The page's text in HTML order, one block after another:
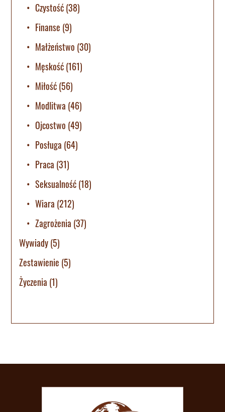
Czystość(38)
Finanse (9)
Małżeństwo (30)
Męskość(161)
Miłość(56)
Modlitwa (46)
Ojcostwo (49)
Posługa (64)
Praca (31)
Seksualność(18)
Wiara (212)
Zagrożenia (37)
Wywiady(5)
Zestawienie (5)
Życzenia (1)